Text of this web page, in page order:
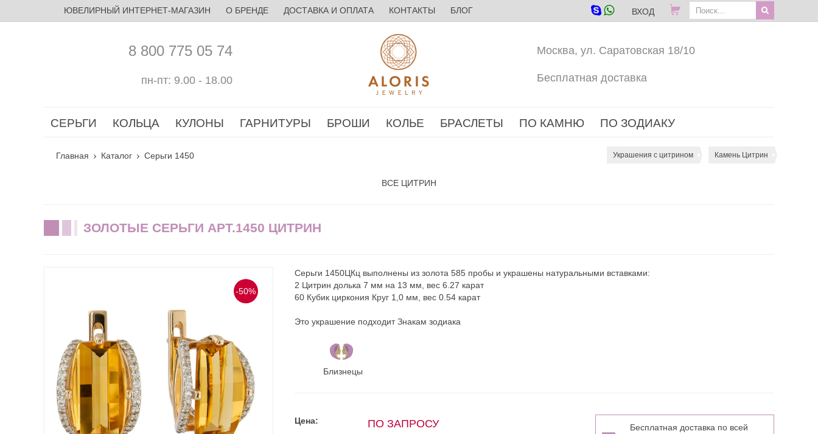
ЮВЕЛИРНЫЙ ИНТЕРНЕТ-МАГАЗИН О БРЕНДЕ ДОСТАВКА И ОПЛАТА КОНТАКТЫ БЛОГ ВХОД
8 800 775 05 74
пн-пт: 9.00 - 18.00
Москва, ул. Саратовская 18/10
Бесплатная доставка
СЕРЬГИ КОЛЬЦА КУЛОНЫ ГАРНИТУРЫ БРОШИ КОЛЬЕ БРАСЛЕТЫ ПО КАМНЮ ПО ЗОДИАКУ
Главная Каталог Серьги 1450 Украшения с цитрином Камень Цитрин
ВСЕ ЦИТРИН
ЗОЛОТЫЕ СЕРЬГИ АРТ.1450 ЦИТРИН
-50%
Серьги 1450ЦКц выполнены из золота 585 пробы и украшены натуральными вставками:
2 Цитрин долька 7 мм на 13 мм, вес 6.27 карат
60 Кубик циркония Круг 1,0 мм, вес 0.54 карат
Это украшение подходит Знакам зодиака
Близнецы
Цена: ПО ЗАПРОСУ
Бесплатная доставка по всей